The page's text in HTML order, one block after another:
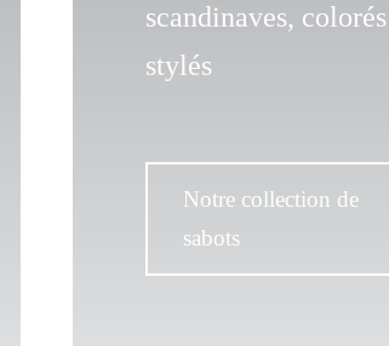
scandinaves,
stylés
Notre collection de
sabots